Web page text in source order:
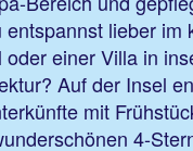
entspannst lieber im
oder einer Villa in
Auf der Insel
mit
4-